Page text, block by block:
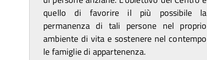
quello di favorire il più possibile la
permanenza di tali persone nel proprio
ambiente di vita e sostenere nel contempo
le famiglie di appartenenza.